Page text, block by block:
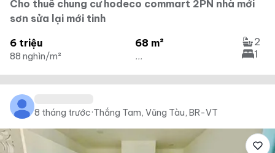
Cho thuê chung cư hodeco commart 2PN nhà mới
sơn sửa lại mới tinh
6 triệu
88 nghìn/m²
68 m²
...
2
1
8 tháng trước·Thắng Tam, Vũng Tàu, BR-VT